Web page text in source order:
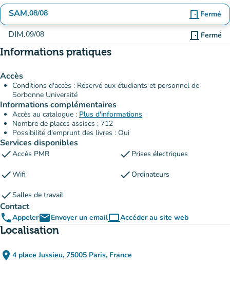
SAM.08/08 door_front Fermé
DIM.09/08 door_front Fermé
Informations pratiques
Accès
Conditions d'accès : Réservé aux étudiants et personnel de
Sorbonne Université
Informations complémentaires
Accès au catalogue : Plus d'informations
Nombre de places assises : 712
Possibilité d'emprunt des livres : Oui
Services disponibles
checkAccès PMR check Prises électriques
checkWifi checkOrdinateurs
checkSalles de travail
Contact
phoneAppeleremailEnvoyer un emailcomputerAccéder au site web
(nouvel onglet)
Localisation
place 4 place Jussieu, 75005 Paris, France
(ouvrir dans Google Maps)
(nouvel onglet)